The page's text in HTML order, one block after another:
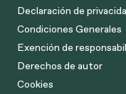
Declaración de
Condiciones Generales
Exención de
Derechos de autor
Cookies